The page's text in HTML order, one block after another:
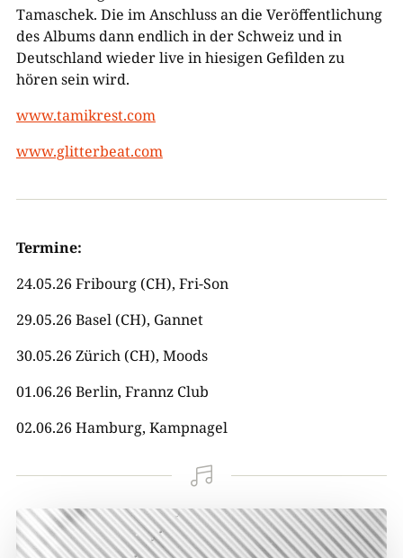
Tamaschek. Die im Anschluss an die Veröffentlichung
des Albums dann endlich in der Schweiz und in
Deutschland wieder live in hiesigen Gefilden zu
hören sein wird.
www.tamikrest.com
www.glitterbeat.com
Termine:
24.05.26 Fribourg (CH), Fri-Son
29.05.26 Basel (CH), Gannet
30.05.26 Zürich (CH), Moods
01.06.26 Berlin, Frannz Club
02.06.26 Hamburg, Kampnagel
